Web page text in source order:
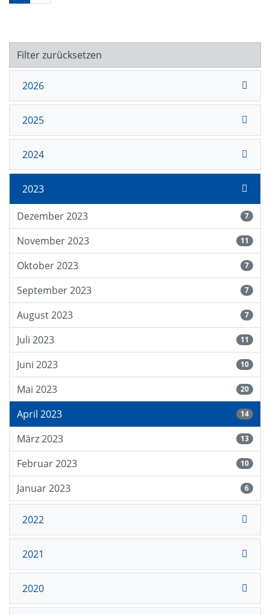
Filter zurücksetzen
2026
2025
2024
2023
Dezember 2023 7
November 2023 11
Oktober 2023 7
September 2023 7
August 2023 7
Juli 2023 11
Juni 2023 10
Mai 2023 20
April 2023 14
März 2023 13
Februar 2023 10
Januar 2023 6
2022
2021
2020